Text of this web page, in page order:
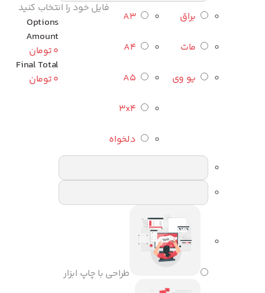
براق
مات
یو وی
A3
A4
A5
3x4
دلخواه
طراحی با چاپ ابزار
فایل خود را انتخاب کنید
Options
Amount
0تومان
Final Total
0تومان